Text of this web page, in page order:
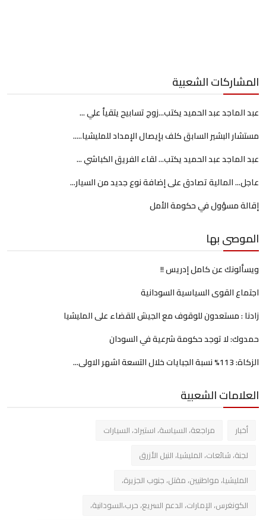
المشاركات الشعبية
عبد الماجد عبد الحميد يكتب...زوج تسابيح يتقيأ علي ...
مستشار البشير السابق كلف بإيصال الإمداد للمليشيا.....
عبد الماجد عبد الحميد يكتب... لقاء الفريق الكباشي ...
عاجل... المالية تصادق على إضافة نوع جديد من السيار...
إقالة مسؤول في حكومة الأمل
الموصى بها
ويسألونك عن كامل إدريس !!
اجتماع القوى السياسية السودانية
زادنا : مستعدون للوقوف مع الجيش للقضاء على المليشيا
حمدوك: لا توجد حكومة شرعية في السودان
الزكاة: 113% نسبة الجبايات خلال التسعة اشهر الاولى...
العلامات الشعبية
أخبار
مراجعة، السياسة، استيراد، السيارات
لجنة، شائعات، المليشيا، النيل الأزرق
المليشيا، مواطنيين، مقتل، جنوب الجزيرة،
الكونغرس، الإمارات، الدعم السريع، حرب،السودانية،